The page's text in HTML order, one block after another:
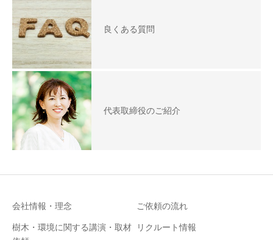
良くある質問
代表取締役のご紹介
会社情報・理念 ご依頼の流れ
樹木・環境に関する講演・取材
リクルート情報